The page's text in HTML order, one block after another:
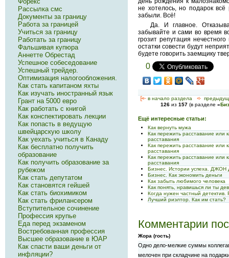
не хотелось, но подарок
забыли. Всё!
Да. И главное.
забывайте и сами во время
грозит репутация
остатки совести будут
будете говорить заемщику
0
[<— в начало раздела <-
126 из 157 (в разделе «
Ещё интересные статьи:
Как вернуть мужа
Как пережить расставание или
расставания
Как пережить расставание или
расставания
Как пережить расставание или
расставания
Бизнес. Истории успеха.
Бизнес. Как экономить деньги
Как забыть любимого человека
Как понять, нравишься ли ты
Когда нужен частный детектив.
Лучший риэлтор. Как им стать?
Комментарии
Жора (гость)
Одно дело-мелкие суммы
мелочен при складчине на
Рассылка смс
Документы за границу
Работа за границей
Учиться за границу
Работать за границу
Фальшивая купюра
Аннетте Обрестад
Успешное собеседование
Успешный трейдер.
Оптимизация налогообложения.
Как стать капитаном яхты
Как изучать иностранный язык
Грант на 5000 евро
Как работать с книгой
Как конспектировать лекции
Как попасть в ведущую
швейцарскую школу
Как уехать учиться в Канаду
Как бесплатно получить
образование
Как получить образование за
рубежом
Как стать депутатом
Как становятся гейшей
Как стать биохимиком
Как стать фрилансером
Вступительное сочинение
Профессия крупье
Еда перед экзаменом
Востребованная профессия
Высшее образование в ЮАР
Как спасти ваши деньги от
инфляции?